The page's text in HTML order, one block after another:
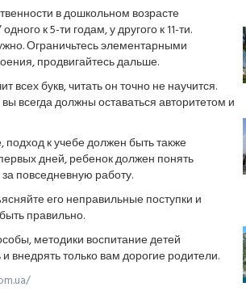
в дошкольном возрасте
к 5-ти годам, у другого к 11-ти.
Ограничьтесь элементарными
продвигайтесь дальше.
всех букв, читать он точно не научится.
всегда должны оставаться авторитетом и
к учебе должен быть также
дней, ребенок должен понять
повседневную работу.
его неправильные поступки и
правильно.
методики воспитание детей
внедрять только вам дорогие родители.